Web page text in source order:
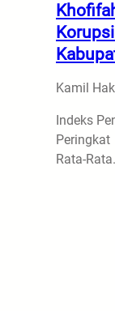
Kamil
Indeks
Peringkat
Rata-